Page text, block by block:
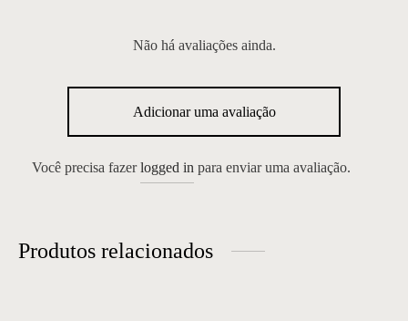
Não há avaliações ainda.
Adicionar uma avaliação
Você precisa fazerlogged in para enviar uma avaliação.
Produtos relacionados